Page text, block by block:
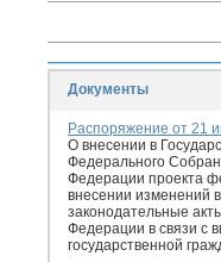
Документы
Распоряжение от 21
О внесении в
Федерального
Федерации проекта
внесении изменений
законодательные
Федерации в связи с
государственной